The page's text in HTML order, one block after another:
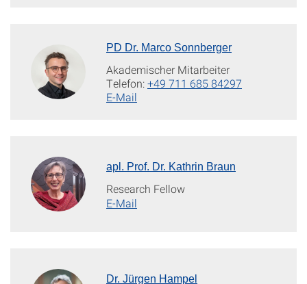
PD Dr. Marco Sonnberger
Akademischer Mitarbeiter
Telefon:+49 711 685 84297
E-Mail
apl. Prof. Dr. Kathrin Braun
Research Fellow
E-Mail
Dr. Jürgen Hampel